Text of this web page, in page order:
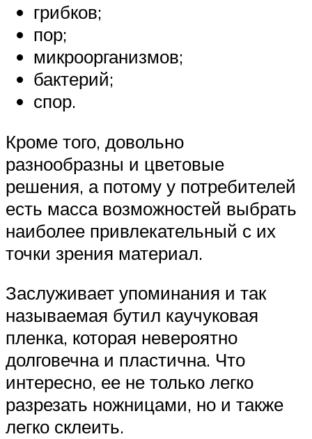
грибков;
пор;
микроорганизмов;
бактерий;
спор.
Кроме того, довольно
разнообразны и цветовые
решения, а потому у потребителей
есть масса возможностей выбрать
наиболее привлекательный с их
точки зрения материал.
Заслуживает упоминания и так
называемая бутил каучуковая
пленка, которая невероятно
долговечна и пластична. Что
интересно, ее не только легко
разрезать ножницами, но и также
легко склеить.